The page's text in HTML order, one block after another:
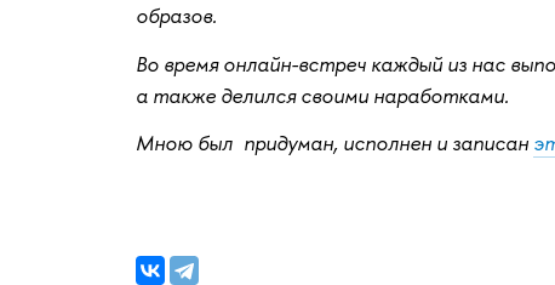
образов.
Во время онлайн-встреч каждый из нас
а также делился своими наработками.
Мною был придуман, исполнен и записан